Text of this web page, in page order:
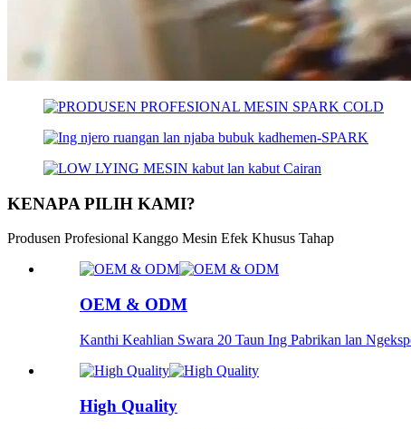
KENAPA PILIH KAMI?
Produsen Profesional Kanggo Mesin Efek Khusus Tahap
OEM & ODM
Kanthi Keahlian Swara 20 Taun Ing Pabrikan lan
High Quality